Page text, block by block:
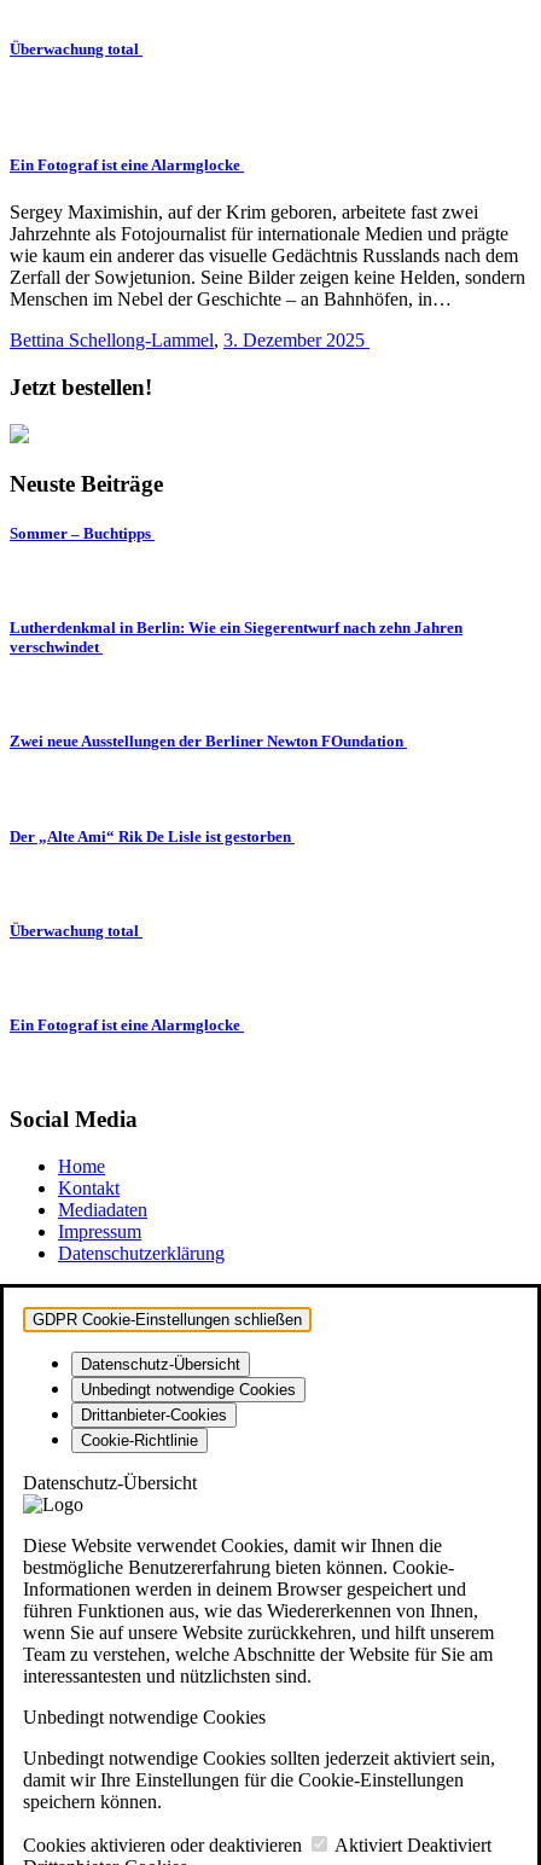
Überwachung total
Ein Fotograf ist eine Alarmglocke
Sergey Maximishin, auf der Krim geboren, arbeitete fast zwei
Jahrzehnte als Fotojournalist für internationale Medien und prägte
wie kaum ein anderer das visuelle Gedächtnis Russlands nach dem
Zerfall der Sowjetunion. Seine Bilder zeigen keine Helden, sondern
Menschen im Nebel der Geschichte – an Bahnhöfen, in…
Bettina Schellong-Lammel, 3. Dezember 2025
Jetzt bestellen!
Neuste Beiträge
Sommer – Buchtipps
Lutherdenkmal in Berlin: Wie ein Siegerentwurf nach zehn Jahren
verschwindet
Zwei neue Ausstellungen der Berliner Newton FOundation
Der „Alte Ami“ Rik De Lisle ist gestorben
Überwachung total
Ein Fotograf ist eine Alarmglocke
Social Media
Home
Kontakt
Mediadaten
Impressum
Datenschutzerklärung
GDPR Cookie-Einstellungen schließen
Datenschutz-Übersicht
Unbedingt notwendige Cookies
Drittanbieter-Cookies
Cookie-Richtlinie
Datenschutz-Übersicht
Diese Website verwendet Cookies, damit wir Ihnen die
bestmögliche Benutzererfahrung bieten können. Cookie-
Informationen werden in deinem Browser gespeichert und
führen Funktionen aus, wie das Wiedererkennen von Ihnen,
wenn Sie auf unsere Website zurückkehren, und hilft unserem
Team zu verstehen, welche Abschnitte der Website für Sie am
interessantesten und nützlichsten sind.
Unbedingt notwendige Cookies
Unbedingt notwendige Cookies sollten jederzeit aktiviert sein,
damit wir Ihre Einstellungen für die Cookie-Einstellungen
speichern können.
Cookies aktivieren oder deaktivieren Aktiviert Deaktiviert